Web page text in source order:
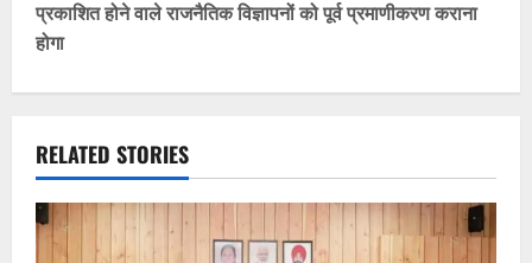
n
a
v
i
g
प्रकाशित होने वाले राजनैतिक विज्ञापनों को पूर्व प्रमाणीकरण कराना
होगा
RELATED STORIES